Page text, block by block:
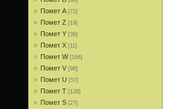
Помет A [72]
Помет Z [19]
Помет Y [39]
Помет X [11]
Помет W [166]
Помет V [98]
Помет U [57]
Помет T [128]
Помет S [27]